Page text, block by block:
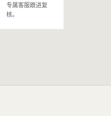
专属客服跟进复
核。